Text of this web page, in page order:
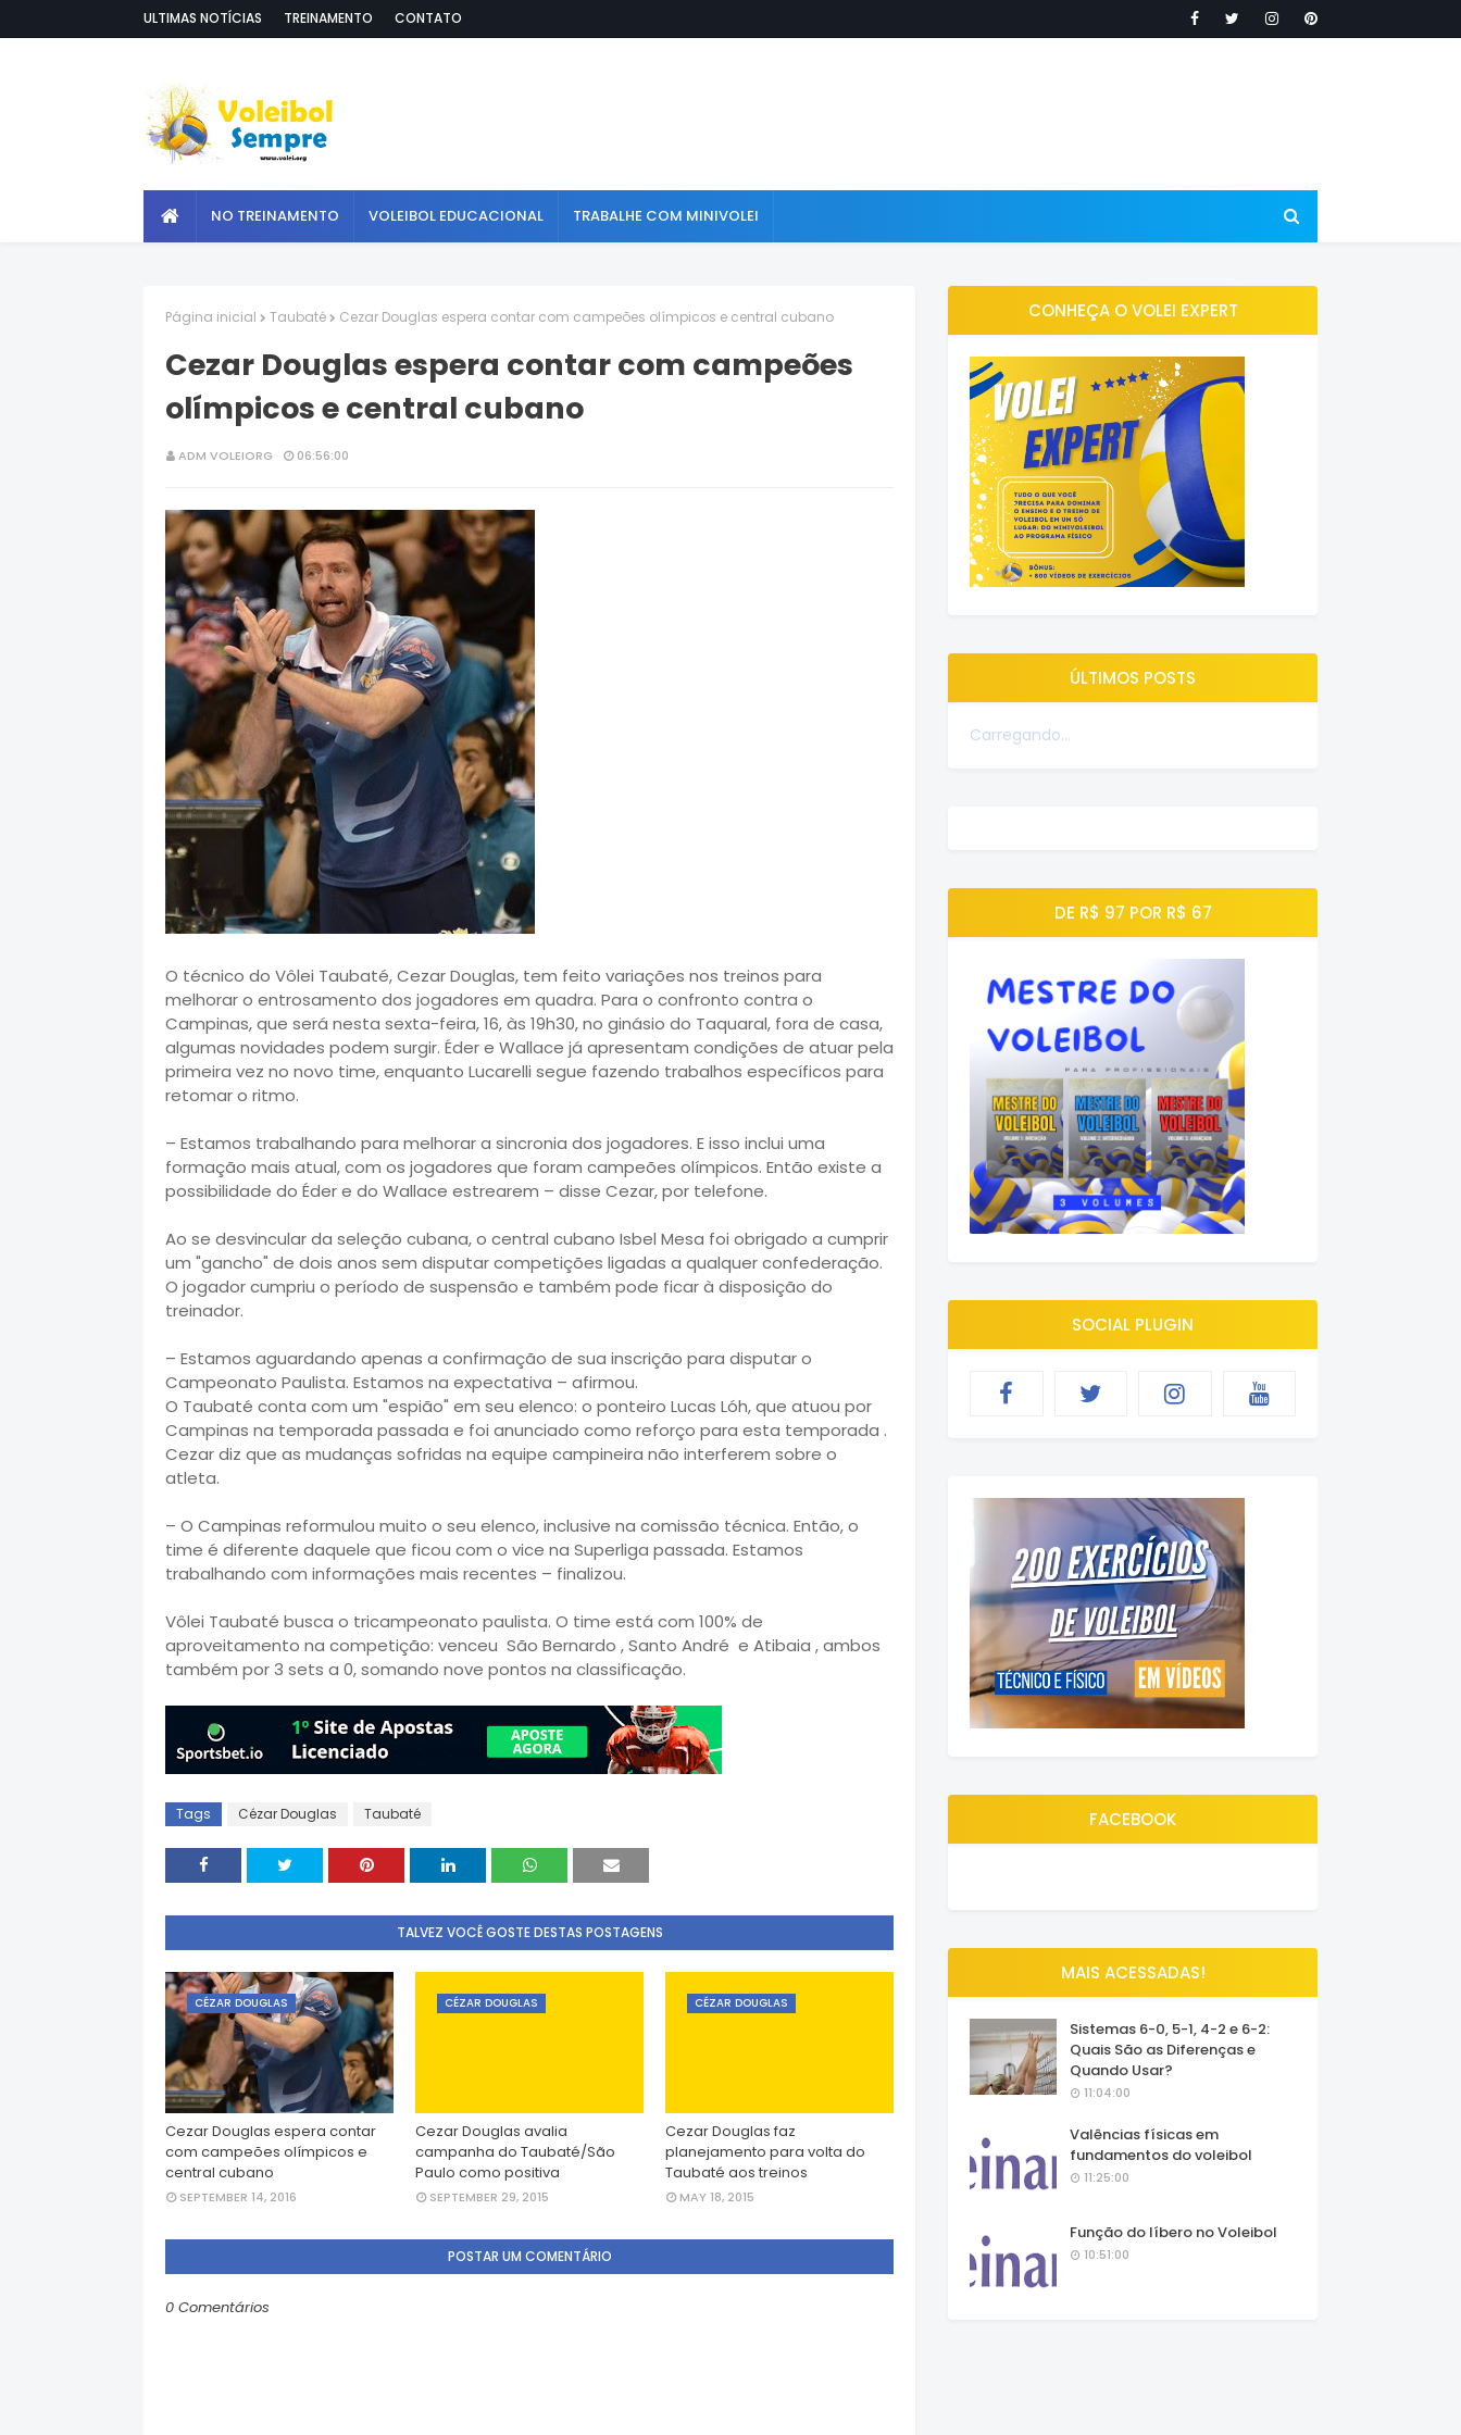
ULTIMAS NOTÍCIAS TREINAMENTO CONTATO
NO TREINAMENTO VOLEIBOL EDUCACIONAL TRABALHE COM MINIVOLEI
Página inicial Taubaté Cezar Douglas espera contar com campeões olímpicos e central cubano
Cezar Douglas espera contar com campeões
olímpicos e central cubano
ADM VOLEIORG 06:56:00
O técnico do Vôlei Taubaté, Cezar Douglas, tem feito variações nos treinos para
melhorar o entrosamento dos jogadores em quadra. Para o confronto contra o
Campinas, que será nesta sexta-feira, 16, às 19h30, no ginásio do Taquaral, fora de casa,
algumas novidades podem surgir. Éder e Wallace já apresentam condições de atuar pela
primeira vez no novo time, enquanto Lucarelli segue fazendo trabalhos específicos para
retomar o ritmo.
– Estamos trabalhando para melhorar a sincronia dos jogadores. E isso inclui uma
formação mais atual, com os jogadores que foram campeões olímpicos. Então existe a
possibilidade do Éder e do Wallace estrearem – disse Cezar, por telefone.
Ao se desvincular da seleção cubana, o central cubano Isbel Mesa foi obrigado a cumprir
um "gancho" de dois anos sem disputar competições ligadas a qualquer confederação.
O jogador cumpriu o período de suspensão e também pode ficar à disposição do
treinador.
– Estamos aguardando apenas a confirmação de sua inscrição para disputar o
Campeonato Paulista. Estamos na expectativa – afirmou.
O Taubaté conta com um "espião" em seu elenco: o ponteiro Lucas Lóh, que atuou por
Campinas na temporada passada e foi anunciado como reforço para esta temporada .
Cezar diz que as mudanças sofridas na equipe campineira não interferem sobre o
atleta.
– O Campinas reformulou muito o seu elenco, inclusive na comissão técnica. Então, o
time é diferente daquele que ficou com o vice na Superliga passada. Estamos
trabalhando com informações mais recentes – finalizou.
Vôlei Taubaté busca o tricampeonato paulista. O time está com 100% de
aproveitamento na competição: venceu São Bernardo , Santo André e Atibaia , ambos
também por 3 sets a 0, somando nove pontos na classificação.
Tags Cézar Douglas Taubaté
TALVEZ VOCÊ GOSTE DESTAS POSTAGENS
CÉZAR DOUGLAS
Cezar Douglas espera contar
com campeões olímpicos e
central cubano
SEPTEMBER 14, 2016
CÉZAR DOUGLAS
Cezar Douglas avalia
campanha do Taubaté/São
Paulo como positiva
SEPTEMBER 29, 2015
CÉZAR DOUGLAS
Cezar Douglas faz
planejamento para volta do
Taubaté aos treinos
MAY 18, 2015
POSTAR UM COMENTÁRIO
0 Comentários
CONHEÇA O VOLEI EXPERT
ÚLTIMOS POSTS
Carregando...
DE R$ 97 POR R$ 67
SOCIAL PLUGIN
FACEBOOK
MAIS ACESSADAS!
Sistemas 6-0, 5-1, 4-2 e 6-2:
Quais São as Diferenças e
Quando Usar?
11:04:00
Valências físicas em
fundamentos do voleibol
11:25:00
Função do líbero no Voleibol
10:51:00